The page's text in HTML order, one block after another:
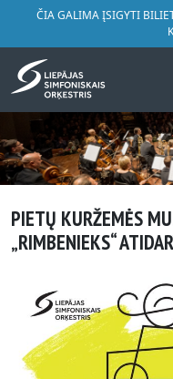
ČIA GALIMA ĮSIGYTI
PIETŲ KURŽEMĖS
„RIMBENIEKS“